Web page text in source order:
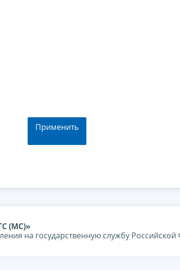
Применить
(МС)»
на государственную службу